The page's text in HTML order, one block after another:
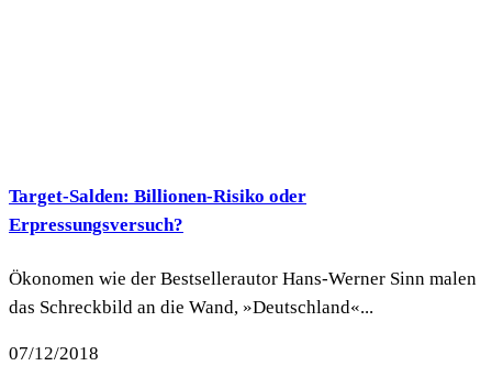
Target-Salden: Billionen-Risiko oder
Erpressungsversuch?
Ökonomen wie der Bestsellerautor Hans-Werner Sinn malen
das Schreckbild an die Wand, »Deutschland«...
07/12/2018